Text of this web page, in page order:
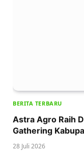
BERITA TERBARU
Astra Agro Raih
Gathering
28 Juli 2026